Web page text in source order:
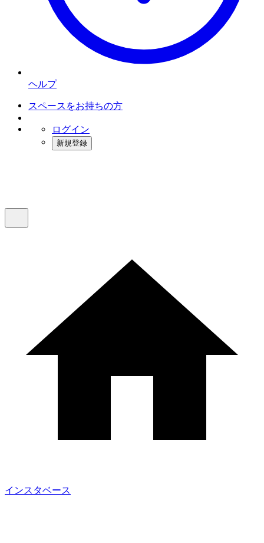
ヘルプ
スペースをお持ちの方
ログイン
新規登録
インスタベース